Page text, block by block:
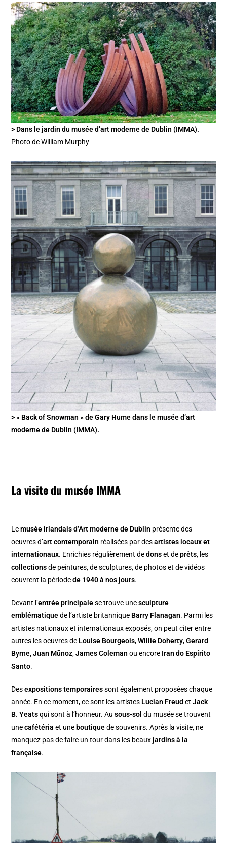
> Dans le jardin du musée d’art moderne de Dublin (IMMA).
Photo de William Murphy
> « Back of Snowman » de Gary Hume dans le musée d’art
moderne de Dublin (IMMA).
La visite du musée IMMA
Lemusée irlandais d’Art moderne de Dublin présente des
oeuvres d’art contemporain réalisées par desartistes locaux et
internationaux. Enrichies régulièrement dedonset deprêts, les
collectionsde peintures, de sculptures, de photos et de vidéos
couvrent la périodede 1940 à nos jours.
Devant l’entrée principalese trouve unesculpture
emblématiquede l’artiste britannique Barry Flanagan. Parmi les
artistes nationaux et internationaux exposés, on peut citer entre
autres les oeuvres de Louise Bourgeois,Willie Doherty,Gerard
Byrne,Juan Mũnoz,James Coleman ou encore Iran do Espírito
Santo.
Desexpositions temporairessont également proposées chaque
année. En ce moment, ce sont les artistes Lucian Freud etJack
B. Yeatsqui sont à l’honneur. Ausous-sol du musée se trouvent
unecafétéria et une boutiquede souvenirs. Après la visite, ne
manquez pas de faire un tour dans les beauxjardins à la
française.